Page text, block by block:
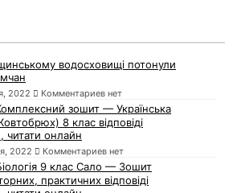
водосховищі потонули
2022 Комментариев нет
зошит — Українська
8 клас відповіді
читати онлайн
2022 Комментариев нет
9 клас Сало — Зошит
практичних відповіді